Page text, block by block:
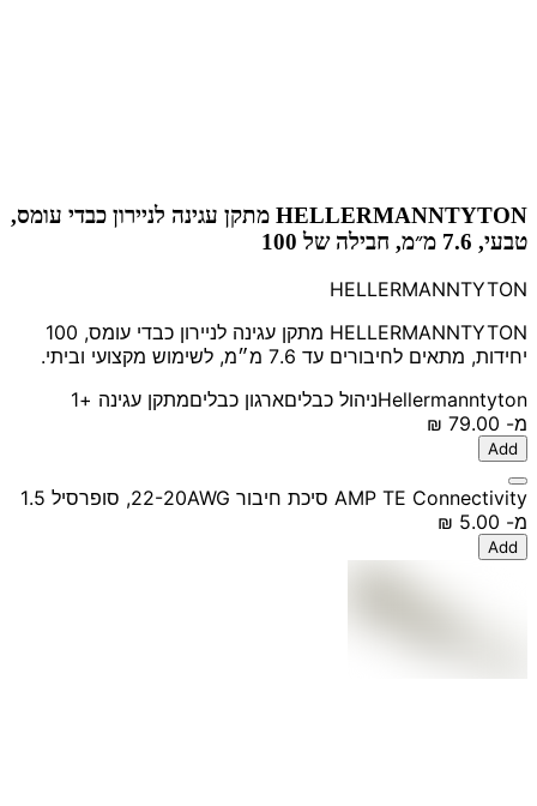
HELLERMANNTYTON מתקן עגינה לניירון כבדי עומס,
טבעי, 7.6 מ״מ, חבילה של 100
HELLERMANNTYTON
HELLERMANNTYTON מתקן עגינה לניירון כבדי עומס, 100
יחידות, מתאים לחיבורים עד 7.6 מ״מ, לשימוש מקצועי וביתי.
Hellermanntytonניהול כבליםארגון כבליםמתקן עגינה +1
מ-
Add
AMP TE Connectivity סיכת חיבור 22-20AWG, סופרסיל 1.5
מ-
Add